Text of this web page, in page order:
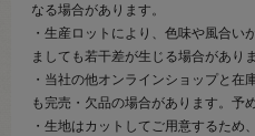
なる場合があります。
・生産ロットにより、色味や風合い
ましても若干差が生じる場合があり
・当社の他オンラインショップと在
も完売・欠品の場合があります。予
・生地はカットしてご用意するため